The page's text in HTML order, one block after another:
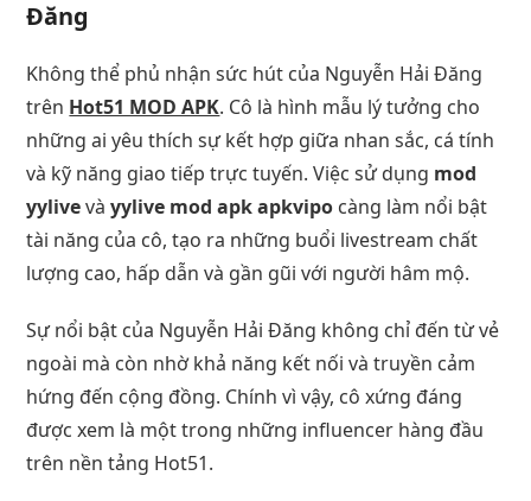
Đăng
Không thể phủ nhận sức hút của Nguyễn Hải Đăng
trên Hot51 MOD APK. Cô là hình mẫu lý tưởng cho
những ai yêu thích sự kết hợp giữa nhan sắc, cá tính
và kỹ năng giao tiếp trực tuyến. Việc sử dụng mod
yylivevàyylive mod apk apkvipo càng làm nổi bật
tài năng của cô, tạo ra những buổi livestream chất
lượng cao, hấp dẫn và gần gũi với người hâm mộ.
Sự nổi bật của Nguyễn Hải Đăng không chỉ đến từ vẻ
ngoài mà còn nhờ khả năng kết nối và truyền cảm
hứng đến cộng đồng. Chính vì vậy, cô xứng đáng
được xem là một trong những influencer hàng đầu
trên nền tảng Hot51.